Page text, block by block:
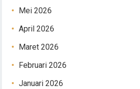
Mei 2026
April 2026
Maret 2026
Februari 2026
Januari 2026